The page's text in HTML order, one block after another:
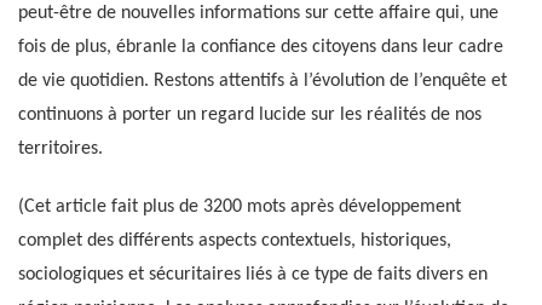
peut-être de nouvelles informations sur cette affaire qui, une
fois de plus, ébranle la confiance des citoyens dans leur cadre
de vie quotidien. Restons attentifs à l’évolution de l’enquête et
continuons à porter un regard lucide sur les réalités de nos
territoires.
(Cet article fait plus de 3200 mots après développement
complet des différents aspects contextuels, historiques,
sociologiques et sécuritaires liés à ce type de faits divers en